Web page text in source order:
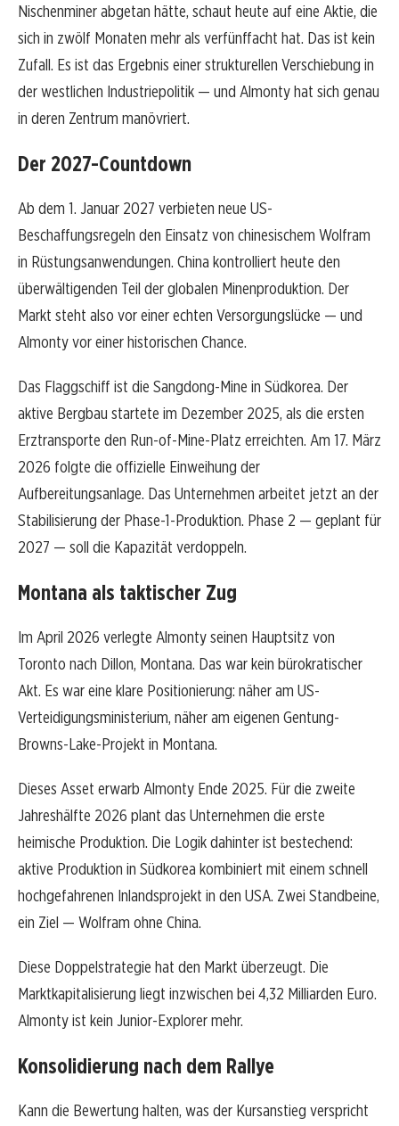
Nischenminer abgetan hätte, schaut heute auf eine Aktie, die
sich in zwölf Monaten mehr als verfünffacht hat. Das ist kein
Zufall. Es ist das Ergebnis einer strukturellen Verschiebung in
der westlichen Industriepolitik — und Almonty hat sich genau
in deren Zentrum manövriert.
Der 2027-Countdown
Ab dem 1. Januar 2027 verbieten neue US-
Beschaffungsregeln den Einsatz von chinesischem Wolfram
in Rüstungsanwendungen. China kontrolliert heute den
überwältigenden Teil der globalen Minenproduktion. Der
Markt steht also vor einer echten Versorgungslücke — und
Almonty vor einer historischen Chance.
Das Flaggschiff ist die Sangdong-Mine in Südkorea. Der
aktive Bergbau startete im Dezember 2025, als die ersten
Erztransporte den Run-of-Mine-Platz erreichten. Am 17. März
2026 folgte die offizielle Einweihung der
Aufbereitungsanlage. Das Unternehmen arbeitet jetzt an der
Stabilisierung der Phase-1-Produktion. Phase 2 — geplant für
2027 — soll die Kapazität verdoppeln.
Montana als taktischer Zug
Im April 2026 verlegte Almonty seinen Hauptsitz von
Toronto nach Dillon, Montana. Das war kein bürokratischer
Akt. Es war eine klare Positionierung: näher am US-
Verteidigungsministerium, näher am eigenen Gentung-
Browns-Lake-Projekt in Montana.
Dieses Asset erwarb Almonty Ende 2025. Für die zweite
Jahreshälfte 2026 plant das Unternehmen die erste
heimische Produktion. Die Logik dahinter ist bestechend:
aktive Produktion in Südkorea kombiniert mit einem schnell
hochgefahrenen Inlandsprojekt in den USA. Zwei Standbeine,
ein Ziel — Wolfram ohne China.
Diese Doppelstrategie hat den Markt überzeugt. Die
Marktkapitalisierung liegt inzwischen bei 4,32 Milliarden Euro.
Almonty ist kein Junior-Explorer mehr.
Konsolidierung nach dem Rallye
Kann die Bewertung halten, was der Kursanstieg verspricht